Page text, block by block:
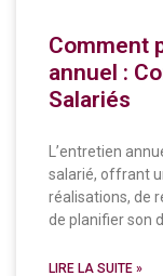
Comment
annuel :
Salariés
L’entretien
salarié, offrant
réalisations, de
de planifier son
LIRE LA SUITE »